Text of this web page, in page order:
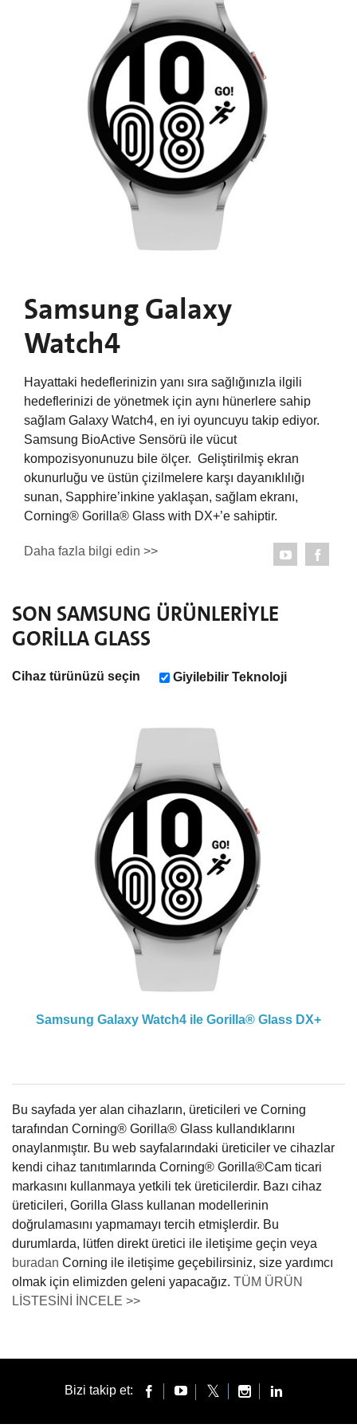
Samsung Galaxy
Watch4
Hayattaki hedeflerinizin yanı sıra sağlığınızla ilgili
hedeflerinizi de yönetmek için aynı hünerlere sahip
sağlam Galaxy Watch4, en iyi oyuncuyu takip ediyor.
Samsung BioActive Sensörü ile vücut
kompozisyonunuzu bile ölçer. Geliştirilmiş ekran
okunurluğu ve üstün çizilmelere karşı dayanıklılığı
sunan, Sapphire’inkine yaklaşan, sağlam ekranı,
Corning® Gorilla® Glass with DX+’e sahiptir.
Daha fazla bilgi edin >>
SON SAMSUNG ÜRÜNLERIYLE
GORILLA GLASS
Cihaz türünüzü seçin Giyilebilir Teknoloji
Samsung Galaxy Watch4 ile Gorilla® Glass DX+
Bu sayfada yer alan cihazların, üreticileri ve Corning
tarafından Corning® Gorilla® Glass kullandıklarını
onaylanmıştır. Bu web sayfalarındaki üreticiler ve cihazlar
kendi cihaz tanıtımlarında Corning® Gorilla®Cam ticari
markasını kullanmaya yetkili tek üreticilerdir. Bazı cihaz
üreticileri, Gorilla Glass kullanan modellerinin
doğrulamasını yapmamayı tercih etmişlerdir. Bu
durumlarda, lütfen direkt üretici ile iletişime geçin veya
buradan Corning ile iletişime geçebilirsiniz, size yardımcı
olmak için elimizden geleni yapacağız. TÜM ÜRÜN
LİSTESİNİ İNCELE >>
Bizi takip et: